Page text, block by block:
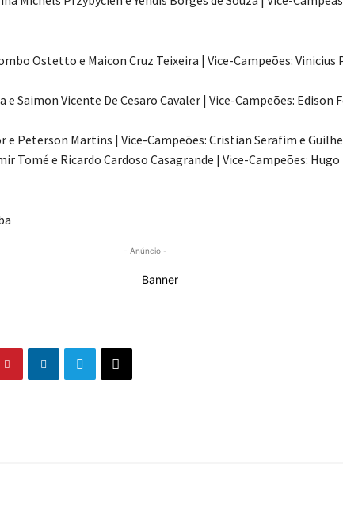
Ostetto e Maicon Cruz Teixeira | Vice-Campeões: Vinicius
e Saimon Vicente De Cesaro Cavaler | Vice-Campeões: Edison
e Peterson Martins | Vice-Campeões: Cristian Serafim e
Tomé e Ricardo Cardoso Casagrande | Vice-Campeões:
- Anúncio -